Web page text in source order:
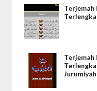
Terjemah
Terjemah
Jurumiyah